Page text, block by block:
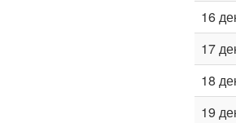
16
17
18
19